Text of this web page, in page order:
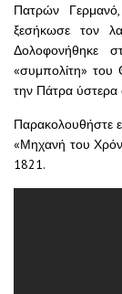
Πατρών
ξεσήκωσε τον
Δολοφονήθηκε
«συμπολίτη»
την Πάτρα
Παρακολουθήστε
«Μηχανή του
1821.